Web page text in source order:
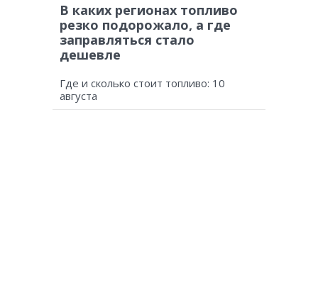
В каких регионах топливо
резко подорожало, а где
заправляться стало
дешевле
Где и сколько стоит топливо: 10
августа